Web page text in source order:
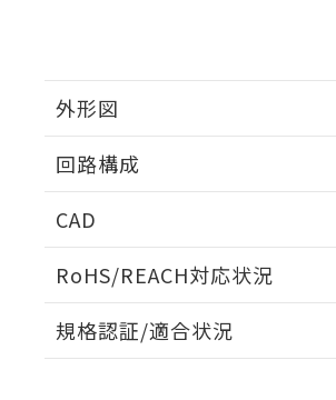
外形図
回路構成
CAD
RoHS/REACH対応状況
EU RoHS 注意事項・凡例
規格認証/適合状況